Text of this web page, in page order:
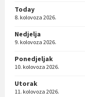
Today
8. kolovoza 2026.
Nedjelja
9. kolovoza 2026.
Ponedjeljak
10. kolovoza 2026.
Utorak
11. kolovoza 2026.